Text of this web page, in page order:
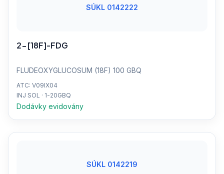
SÚKL 0142222
2-[18F]-FDG
FLUDEOXYGLUCOSUM (18F) 100 GBQ
ATC: V09IX04
INJ SOL · 1-20GBQ
Dodávky evidovány
SÚKL 0142219